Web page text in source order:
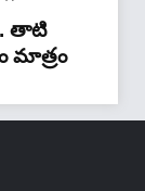
తాటి
మాత్రం